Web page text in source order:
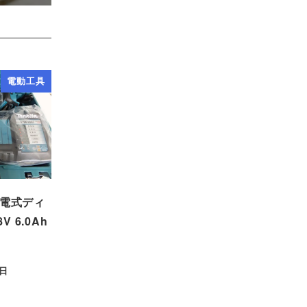
電動工具
式ディ
6.0Ah